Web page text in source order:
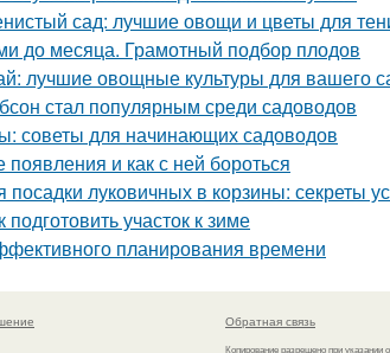
сад: лучшие овощи и цветы для
до месяца. Грамотный подбор плодов
лучшие овощные культуры для вашего
стал популярным среди садоводов
советы для начинающих садоводов
и как с ней бороться
посадки луковичных в корзины: секреты
участок к зиме
планирования времени
Обратная связь
Копирование разрешено при указании